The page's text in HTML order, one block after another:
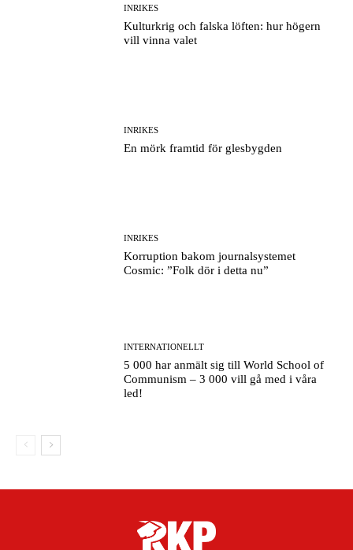
INRIKES
Kulturkrig och falska löften: hur högern
vill vinna valet
INRIKES
En mörk framtid för glesbygden
INRIKES
Korruption bakom journalsystemet
Cosmic: ”Folk dör i detta nu”
INTERNATIONELLT
5 000 har anmält sig till World School of
Communism – 3 000 vill gå med i våra
led!